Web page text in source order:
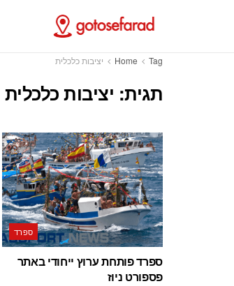
Home Tag יציבות כלכלית
תגית: יציבות כלכלית
ספרד
ספרד פותחת ערוץ ייחודי באתר
פספורט ניוז